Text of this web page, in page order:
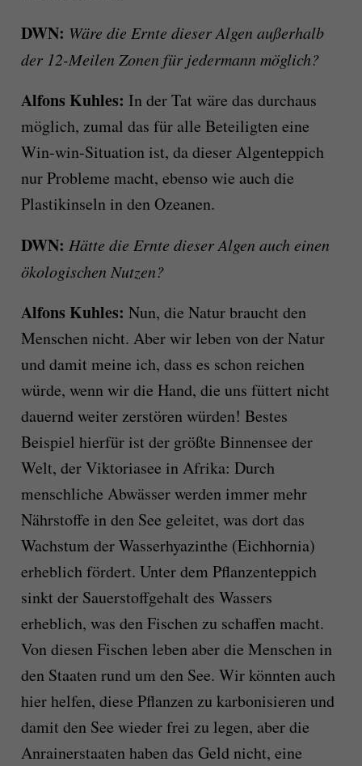
DWN: Wäre die Ernte dieser Algen außerhalb
der 12-Meilen Zonen für jedermann möglich?
Alfons Kuhles: In der Tat wäre das durchaus
möglich, zumal das für alle Beteiligten eine
Win-win-Situation ist, da dieser Algenteppich
nur Probleme macht, ebenso wie auch die
Plastikinseln in den Ozeanen.
DWN: Hätte die Ernte dieser Algen auch einen
ökologischen Nutzen?
Alfons Kuhles: Nun, die Natur braucht den
Menschen nicht. Aber wir leben von der Natur
und damit meine ich, dass es schon reichen
würde, wenn wir die Hand, die uns füttert nicht
dauernd weiter zerstören würden! Bestes
Beispiel hierfür ist der größte Binnensee der
Welt, der Viktoriasee in Afrika: Durch
menschliche Abwässer werden immer mehr
Nährstoffe in den See geleitet, was dort das
Wachstum der Wasserhyazinthe (Eichhornia)
erheblich fördert. Unter dem Pflanzenteppich
sinkt der Sauerstoffgehalt des Wassers
erheblich, was den Fischen zu schaffen macht.
Von diesen Fischen leben aber die Menschen in
den Staaten rund um den See. Wir könnten auch
hier helfen, diese Pflanzen zu karbonisieren und
damit den See wieder frei zu legen, aber die
Anrainerstaaten haben das Geld nicht, eine